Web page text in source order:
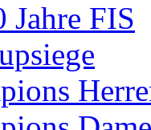
Jahre FIS